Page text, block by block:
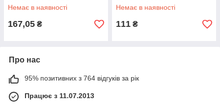
Немає в наявності
167,05 ₴
Немає в наявності
111 ₴
Про нас
95% позитивних з 764 відгуків за рік
Працює з 11.07.2013